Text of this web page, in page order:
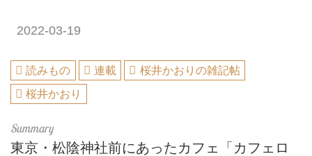
2022-03-19
読みもの 連載
桜井かおりの雑記帖
桜井かおり
東京・松陰神社前にあったカフェ「カフェロ